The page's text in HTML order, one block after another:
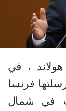
، في
فرنسا
في شمال